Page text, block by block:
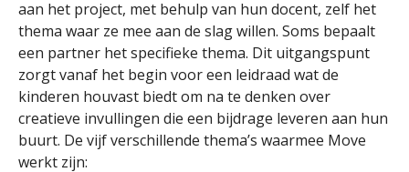
aan het project, met behulp van hun docent, zelf het
thema waar ze mee aan de slag willen. Soms bepaalt
een partner het specifieke thema. Dit uitgangspunt
zorgt vanaf het begin voor een leidraad wat de
kinderen houvast biedt om na te denken over
creatieve invullingen die een bijdrage leveren aan hun
buurt. De vijf verschillende thema’s waarmee Move
werkt zijn: